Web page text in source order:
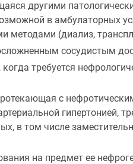
другими
в амбулаторных
методами (диализ,
сосудистым
требуется
с
гипертонией,
в том числе
на предмет ее